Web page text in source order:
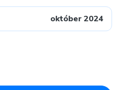
október 2024